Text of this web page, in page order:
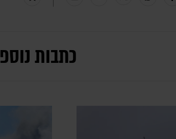
כתבות